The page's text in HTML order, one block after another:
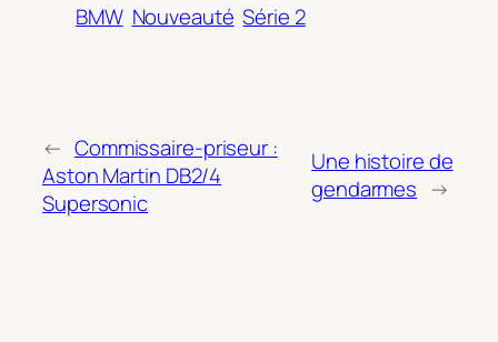
BMW Nouveauté Série 2
← Commissaire-priseur :
Aston Martin DB2/4
Supersonic
Une histoire de
gendarmes →